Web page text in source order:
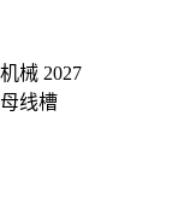
械 2027
线槽